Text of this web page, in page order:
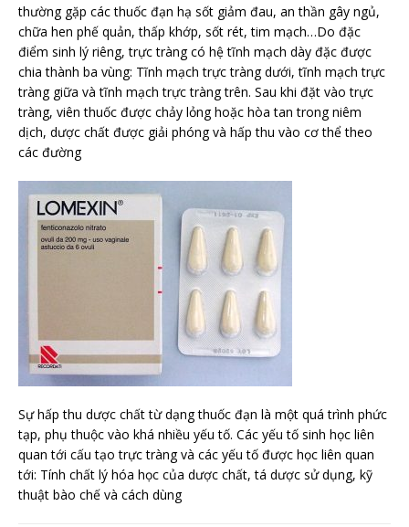
thường gặp các thuốc đạn hạ sốt giảm đau, an thần gây ngủ,
chữa hen phế quản, thấp khớp, sốt rét, tim mạch…Do đặc
điểm sinh lý riêng, trực tràng có hệ tĩnh mạch dày đặc được
chia thành ba vùng: Tĩnh mạch trực tràng dưới, tĩnh mạch trực
tràng giữa và tĩnh mạch trực tràng trên. Sau khi đặt vào trực
tràng, viên thuốc được chảy lỏng hoặc hòa tan trong niêm
dịch, dược chất được giải phóng và hấp thu vào cơ thể theo
các đường
Sự hấp thu dược chất từ dạng thuốc đạn là một quá trình phức
tạp, phụ thuộc vào khá nhiều yếu tố. Các yếu tố sinh học liên
quan tới cấu tạo trực tràng và các yếu tố được học liên quan
tới: Tính chất lý hóa học của dược chất, tá dược sử dụng, kỹ
thuật bào chế và cách dùng